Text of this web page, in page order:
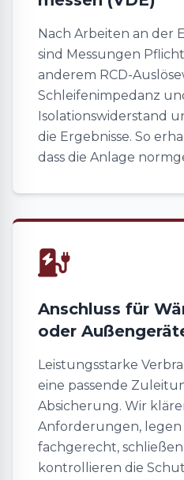
Nach Arbeiten an der
sind Messungen
anderem RCD-
Schleifenimpedanz
Isolationswiderstand
die Ergebnisse. So
dass die Anlage
Anschluss für
oder
Leistungsstarke
eine passende
Absicherung. Wir
Anforderungen, legen
fachgerecht,
kontrollieren die